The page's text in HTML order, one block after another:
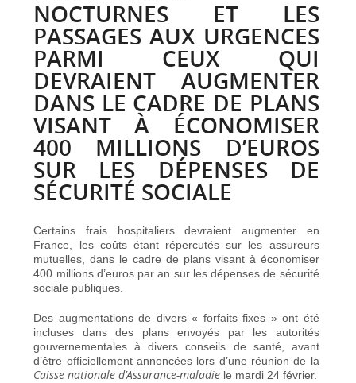
NOCTURNES ET LES
PASSAGES AUX URGENCES
PARMI CEUX QUI
DEVRAIENT AUGMENTER
DANS LE CADRE DE PLANS
VISANT À ÉCONOMISER
400 MILLIONS D’EUROS
SUR LES DÉPENSES DE
SÉCURITÉ SOCIALE
Certains frais hospitaliers devraient augmenter en
France, les coûts étant répercutés sur les assureurs
mutuelles, dans le cadre de plans visant à économiser
400 millions d’euros par an sur les dépenses de sécurité
sociale publiques.
Des augmentations de divers « forfaits fixes » ont été
incluses dans des plans envoyés par les autorités
gouvernementales à divers conseils de santé, avant
d’être officiellement annoncées lors d’une réunion de la
Caisse nationale d’Assurance-maladie le mardi 24 février.